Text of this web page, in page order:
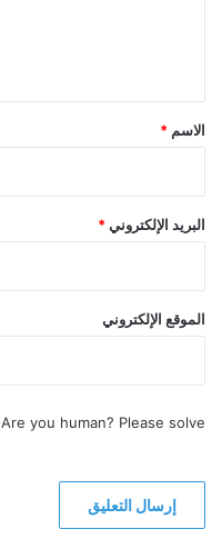
*
الاسم *
البريد الإلكتروني *
الموقع الإلكتروني
Are you human? Please solve: